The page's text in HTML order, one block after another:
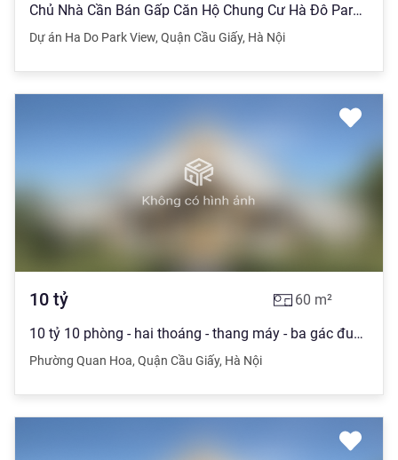
Chủ Nhà Cần Bán Gấp Căn Hộ Chung Cư Hà Đô Parkview - Duy Tân,Diện Tích92M2, 02 Phòng Ngủ View Đẹp. Giá Bán 4.530 Tỷ
Dự án Ha Do Park View, Quận Cầu Giấy, Hà Nội
10 tỷ 60 m²
10 tỷ 10 phòng - hai thoáng - thang máy - ba gác đua - hái ra tiền - 0972802206
Phường Quan Hoa, Quận Cầu Giấy, Hà Nội